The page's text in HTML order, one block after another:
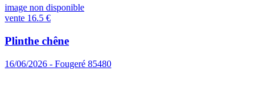
image non disponible
vente 16.5 €
Plinthe chêne
16/06/2026 - Fougeré 85480